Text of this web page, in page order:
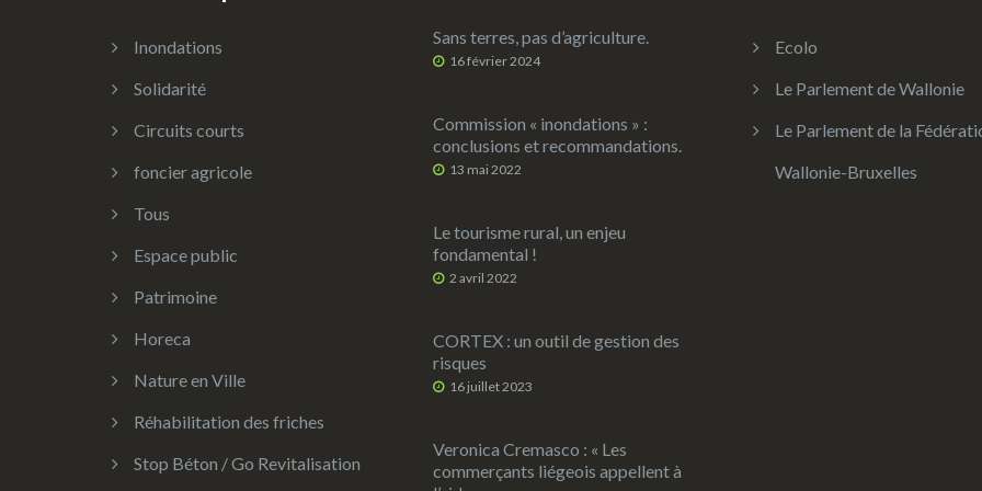
Inondations
Solidarité
Circuits courts
foncier agricole
Tous
Espace public
Patrimoine
Horeca
Nature en Ville
Réhabilitation des friches
Stop Béton / Go Revitalisation
Sans terres, pas d’agriculture.
16 février 2024
Commission « inondations » :
conclusions et recommandations.
13 mai 2022
Le tourisme rural, un enjeu
fondamental !
2 avril 2022
CORTEX : un outil de gestion des
risques
16 juillet 2023
Veronica Cremasco : « Les
commerçants liégeois appellent à
Ecolo
Le Parlement de Wallonie
Le Parlement de la
Wallonie-Bruxelles